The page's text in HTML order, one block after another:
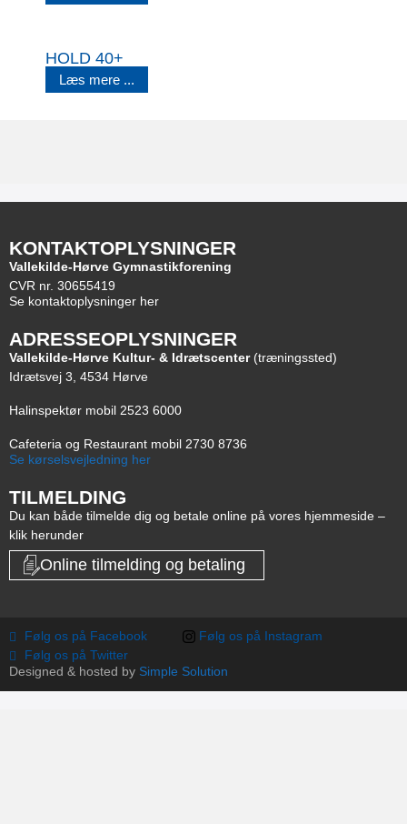
HOLD 40+
Læs mere ...
KONTAKTOPLYSNINGER
Vallekilde-Hørve Gymnastikforening
CVR nr. 30655419
Se kontaktoplysninger her
ADRESSEOPLYSNINGER
Vallekilde-Hørve Kultur- & Idrætscenter(træningssted)
Idrætsvej 3, 4534 Hørve
Halinspektør mobil 2523 6000
Cafeteria og Restaurant mobil 2730 8736
Se kørselsvejledning her
TILMELDING
Du kan både tilmelde dig og betale online på vores hjemmeside –
klik herunder
Online tilmelding og betaling
Følg os på Facebook
Følg os på Instagram
Følg os på Twitter
Designed & hosted by Simple Solution